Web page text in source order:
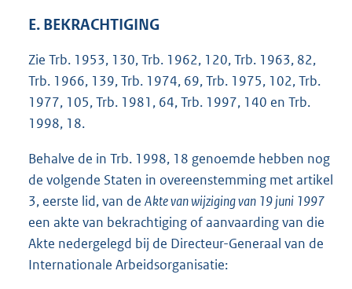
E. BEKRACHTIGING
Zie Trb. 1953, 130, Trb. 1962, 120, Trb. 1963, 82,
Trb. 1966, 139, Trb. 1974, 69, Trb. 1975, 102, Trb.
1977, 105, Trb. 1981, 64, Trb. 1997, 140 en Trb.
1998, 18.
Behalve de in Trb. 1998, 18 genoemde hebben nog
de volgende Staten in overeenstemming met artikel
3, eerste lid, van de Akte van wijziging van 19 juni 1997
een akte van bekrachtiging of aanvaarding van die
Akte nedergelegd bij de Directeur-Generaal van de
Internationale Arbeidsorganisatie: